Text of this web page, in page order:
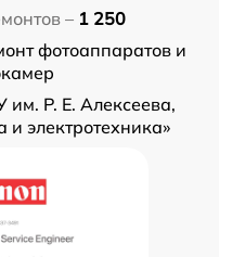
– 1 250
фотоаппаратов и
им. Р. Е. Алексеева,
и электротехника»